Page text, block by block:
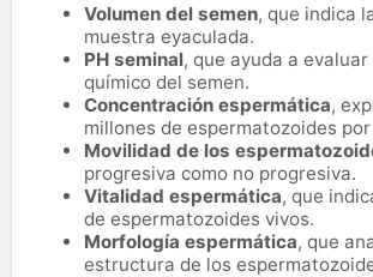
Volumen del semen, que indica
muestra eyaculada.
PH seminal, que ayuda a
químico del semen.
Concentración espermática,
millones de espermatozoides
Movilidad de los
progresiva como no progresiva.
Vitalidad espermática, que
de espermatozoides vivos.
Morfología espermática, que
estructura de los